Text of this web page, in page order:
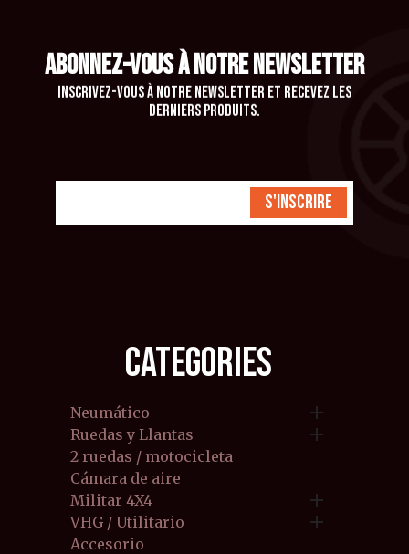
ABONNEZ-VOUS À NOTRE NEWSLETTER
Inscrivez-vous à notre newsletter et recevez les
derniers produits.
S'inscrire
CATEGORIES
Neumático 
Ruedas y Llantas 
2 ruedas / motocicleta
Cámara de aire
Militar 4X4

VHG / Utilitario 
Accesorio